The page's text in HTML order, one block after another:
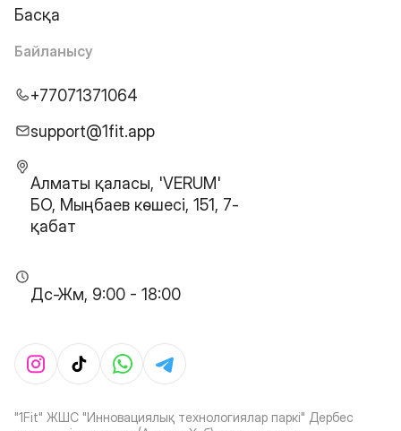
Басқа
Байланысу
+77071371064
support@1fit.app
Алматы қаласы, 'VERUM'
БО, Мыңбаев көшесі, 151, 7-
қабат
Дс-Жм, 9:00 - 18:00
"1Fit" ЖШС "Инновациялық технологиялар паркі" Дербес